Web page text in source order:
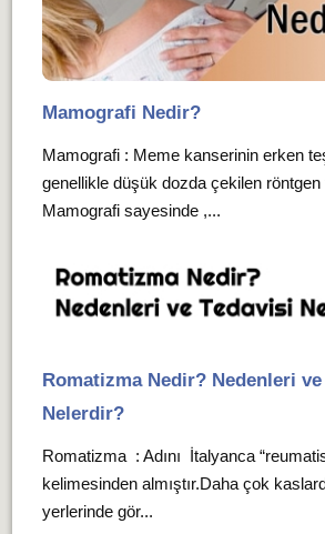
Mamografi Nedir?
Mamografi : Meme kanserinin erken
genellikle düşük dozda çekilen röntgen
Mamografi sayesinde ,...
Romatizma Nedir? Nedenleri
Nelerdir?
Romatizma : Adını İtalyanca
kelimesinden almıştır.Daha çok
yerlerinde gör...